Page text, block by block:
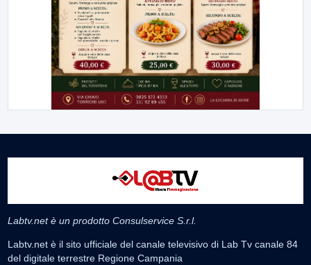
Labtv.net è un prodotto Consulservice S.r.l.
Labtv.net è il sito ufficiale del canale televisivo di Lab Tv canale 84
del digitale terrestre Regione Campania